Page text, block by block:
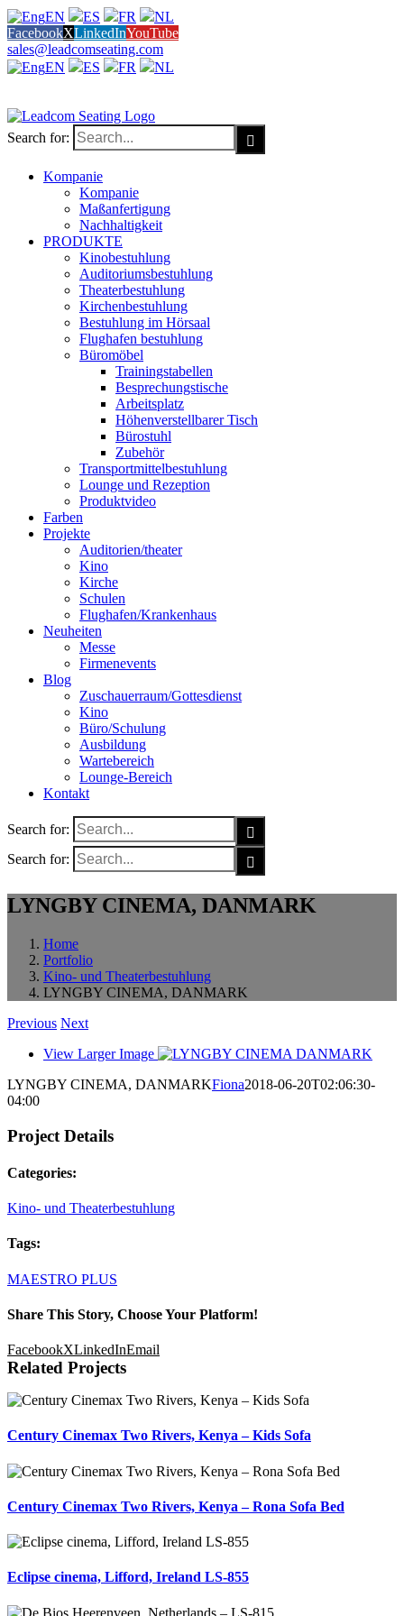
EN ES FR
NL
FacebookXLinkedInYouTube
sales@leadcomseating.com
EN
ES FR NL
Search for:
Kompanie
Kompanie
Maßanfertigung
Nachhaltigkeit
PRODUKTE
Kinobestuhlung
Auditoriumsbestuhlung
Theaterbestuhlung
Kirchenbestuhlung
Bestuhlung im Hörsaal
Flughafen bestuhlung
Büromöbel
Trainingstabellen
Besprechungstische
Arbeitsplatz
Höhenverstellbarer Tisch
Bürostuhl
Zubehör
Transportmittelbestuhlung
Lounge und Rezeption
Produktvideo
Farben
Projekte
Auditorien/theater
Kino
Kirche
Schulen
Flughafen/Krankenhaus
Neuheiten
Messe
Firmenevents
Blog
Zuschauerraum/Gottesdienst
Kino
Büro/Schulung
Ausbildung
Wartebereich
Lounge-Bereich
Kontakt
Search for:
Search for:
LYNGBY CINEMA, DANMARK
Home
Portfolio
Kino- und Theaterbestuhlung
LYNGBY CINEMA, DANMARK
Previous Next
View Larger Image
LYNGBY CINEMA, DANMARKFiona2018-06-20T02:06:30-
04:00
Project Details
Categories:
Kino- und Theaterbestuhlung
Tags:
MAESTRO PLUS
Share This Story, Choose Your Platform!
FacebookXLinkedInEmail
Related Projects
Century Cinemax Two Rivers, Kenya – Kids Sofa
Century Cinemax Two Rivers, Kenya – Rona Sofa Bed
Eclipse cinema, Lifford, Ireland LS-855